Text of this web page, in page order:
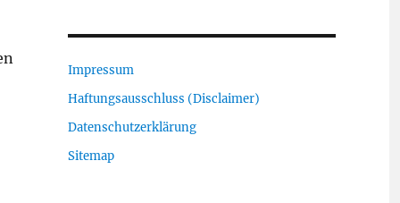
Impressum
Haftungsausschluss (Disclaimer)
Datenschutzerklärung
Sitemap